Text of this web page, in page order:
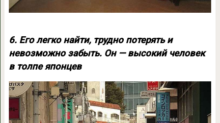
6. Его легко найти, трудно потерять и
невозможно забыть. Он — высокий человек
в толпе японцев